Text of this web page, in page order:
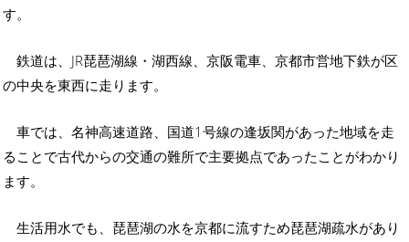
す。
鉄道は、JR琵琶湖線・湖西線、京阪電車、京都市営地下鉄が区
の中央を東西に走ります。
車では、名神高速道路、国道1号線の逢坂関があった地域を走
ることで古代からの交通の難所で主要拠点であったことがわかり
ます。
生活用水でも、琵琶湖の水を京都に流すため琵琶湖疏水があり